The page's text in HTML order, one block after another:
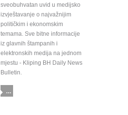
sveobuhvatan uvid u medijsko
izvještavanje o najvažnijim
političkim i ekonomskim
temama. Sve bitne informacije
iz glavnih štampanih i
elektronskih medija na jednom
mjestu - Kliping BH Daily News
Bulletin.